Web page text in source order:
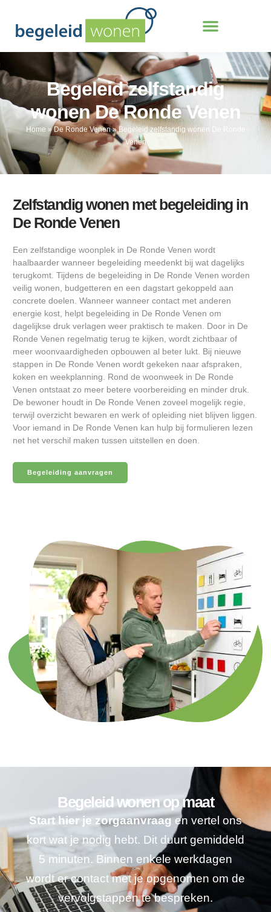
Begeleid zelfstandig
wonen De Ronde Venen
Home »De Ronde Venen»Begeleid zelfstandig wonen De Ronde
Venen
Zelfstandig wonen met begeleiding in
De Ronde Venen
Een zelfstandige woonplek in De Ronde Venen wordt
haalbaarder wanneer begeleiding meedenkt bij wat dagelijks
terugkomt. Tijdens de begeleiding in De Ronde Venen worden
veilig wonen, budgetteren en een dagstart gekoppeld aan
concrete doelen. Wanneer wanneer contact met anderen
energie kost, helpt begeleiding in De Ronde Venen om
dagelijkse druk verlagen weer praktisch te maken. Door in De
Ronde Venen regelmatig terug te kijken, wordt zichtbaar of
meer woonvaardigheden opbouwen al beter lukt. Bij nieuwe
stappen in De Ronde Venen wordt gekeken naar afspraken,
koken en weekplanning. Rond de woonweek in De Ronde
Venen ontstaat zo meer betere voorbereiding en minder druk.
De bewoner houdt in De Ronde Venen zoveel mogelijk regie,
terwijl overzicht bewaren en werk of opleiding niet blijven liggen.
Voor iemand in De Ronde Venen kan hulp bij formulieren lezen
net het verschil maken tussen uitstellen en doen.
Begeleiding aanvragen
Begeleid wonen op maat
Start hier je zorgaanvraagen vertel ons
kort wat je nodig hebt. Dit duurt gemiddeld
5 minuten. Binnen enkele werkdagen
wordt er contact met je opgenomen om de
vervolgstappen te bespreken.